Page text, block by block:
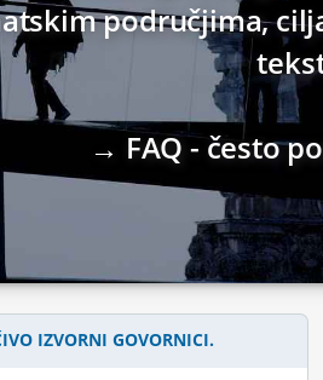
područjima,
→ FAQ - često
IZVORNI GOVORNICI.